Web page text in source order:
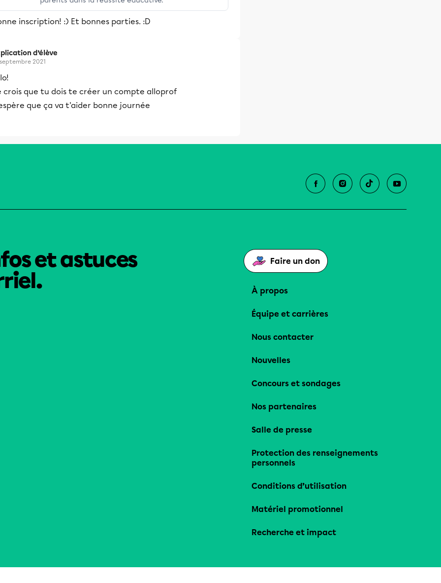
inscription! :) Et bonnes parties. :D
d’élève
2021
crois que tu dois te créer un compte alloprof
que ça va t'aider bonne journée
et astuces
Faire un don
À propos
Équipe et carrières
Nous contacter
Nouvelles
Concours et sondages
Nos partenaires
Salle de presse
Protection des renseignements
personnels
Conditions d’utilisation
Matériel promotionnel
Recherche et impact